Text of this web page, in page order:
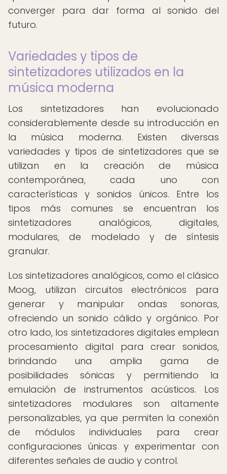
converger para dar forma al sonido del
futuro.
Variedades y tipos de
sintetizadores utilizados en la
música moderna
Los sintetizadores han evolucionado
considerablemente desde su introducción en
la música moderna. Existen diversas
variedades y tipos de sintetizadores que se
utilizan en la creación de música
contemporánea, cada uno con
características y sonidos únicos. Entre los
tipos más comunes se encuentran los
sintetizadores analógicos, digitales,
modulares, de modelado y de síntesis
granular.
Los sintetizadores analógicos, como el clásico
Moog, utilizan circuitos electrónicos para
generar y manipular ondas sonoras,
ofreciendo un sonido cálido y orgánico. Por
otro lado, los sintetizadores digitales emplean
procesamiento digital para crear sonidos,
brindando una amplia gama de
posibilidades sónicas y permitiendo la
emulación de instrumentos acústicos. Los
sintetizadores modulares son altamente
personalizables, ya que permiten la conexión
de módulos individuales para crear
configuraciones únicas y experimentar con
diferentes señales de audio y control.